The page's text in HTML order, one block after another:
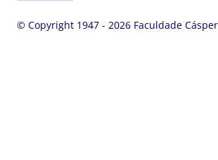
© Copyright 1947 - 2026 Faculdade